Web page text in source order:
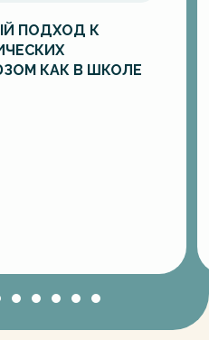
ПОДХОД К
КАК В ШКОЛЕ